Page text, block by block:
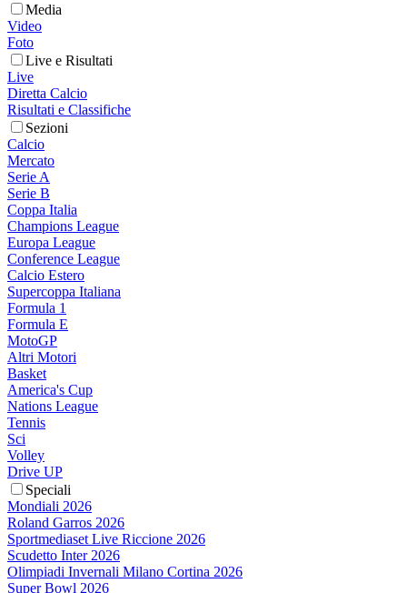
Media
Video
Foto
Live e Risultati
Live
Diretta Calcio
Risultati e Classifiche
Sezioni
Calcio
Mercato
Serie A
Serie B
Coppa Italia
Champions League
Europa League
Conference League
Calcio Estero
Supercoppa Italiana
Formula 1
Formula E
MotoGP
Altri Motori
Basket
America's Cup
Nations League
Tennis
Sci
Volley
Drive UP
Speciali
Mondiali 2026
Roland Garros 2026
Sportmediaset Live Riccione 2026
Scudetto Inter 2026
Olimpiadi Invernali Milano Cortina 2026
Super Bowl 2026